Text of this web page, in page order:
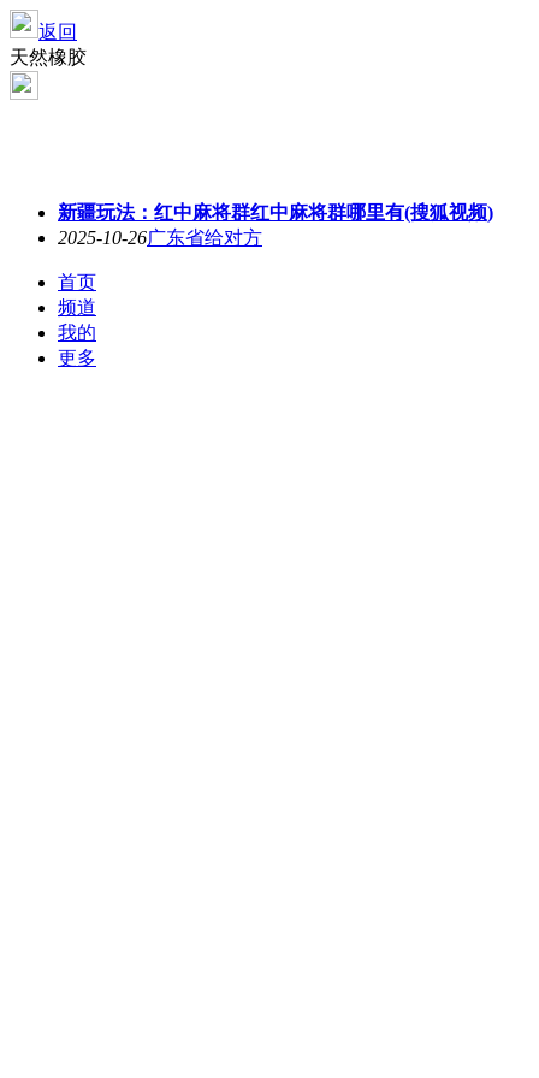
返回
天然橡胶
新疆玩法：红中麻将群红中麻将群哪里有(搜狐视频)
2025-10-26广东省给对方
首页
频道
我的
更多